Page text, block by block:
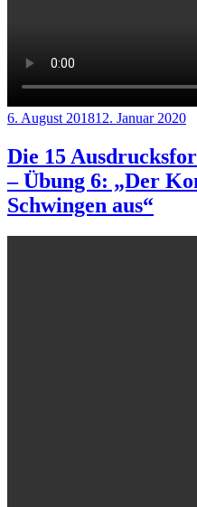
Veröffentlicht
6. August 201812. Januar 2020
Die 15
– Übung 6: „Der
Schwingen aus“